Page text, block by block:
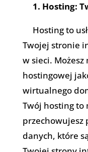
1. Hosting:
Hosting to
Twojej stronie
w sieci. Możesz
hostingowej
wirtualnego
Twój hosting to
przechowujesz
danych, które